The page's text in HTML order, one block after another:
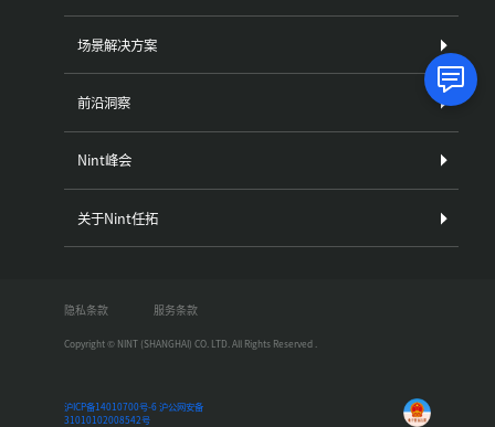
场景解决方案
前沿洞察
Nint峰会
关于Nint任拓
Copyright © NINT (SHANGHAI) CO. LTD. All Rights Reserved .
沪ICP备14010700号-6 沪公网安备
31010102008542号
隐私条款 服务条款